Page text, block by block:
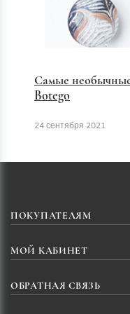
Самые
Botego
24 сентября 2021
ПОКУПАТЕЛЯМ
МОЙ КАБИНЕТ
ОБРАТНАЯ СВЯЗЬ